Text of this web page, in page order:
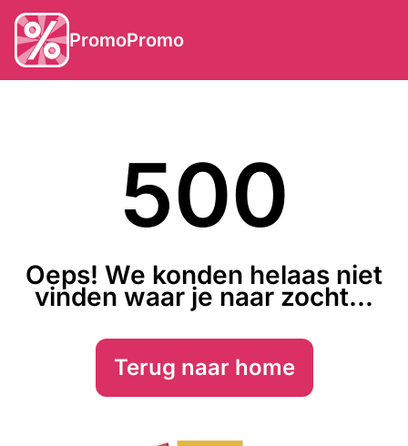
PromoPromo
500
Oeps! We konden helaas niet
vinden waar je naar zocht...
Terug naar home